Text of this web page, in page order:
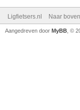
Ligfietsers.nl Naar boven
Aangedreven door MyBB , ©